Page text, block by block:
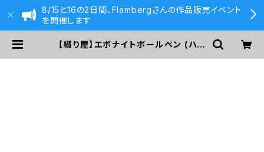
8/15と16の2日間、Flambergさんの作品販売イベント
を開催します
【綴り屋】エボナイトボールペン (ハン